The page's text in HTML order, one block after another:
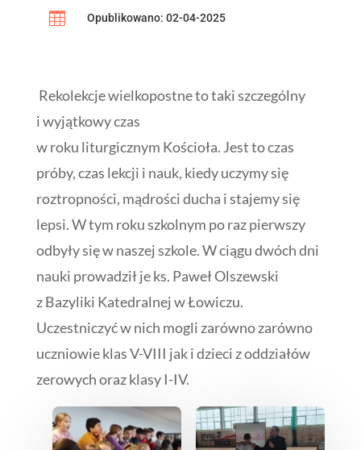
 Opublikowano: 02-04-2025
Rekolekcje wielkopostne to taki szczególny
i wyjątkowy czas
w roku liturgicznym Kościoła. Jest to czas
próby, czas lekcji i nauk, kiedy uczymy się
roztropności, mądrości ducha i stajemy się
lepsi. W tym roku szkolnym po raz pierwszy
odbyły się w naszej szkole. W ciągu dwóch dni
nauki prowadził je ks. Paweł Olszewski
z Bazyliki Katedralnej w Łowiczu.
Uczestniczyć w nich mogli zarówno zarówno
uczniowie klas V-VIII jak i dzieci z oddziałów
zerowych oraz klasy I-IV.